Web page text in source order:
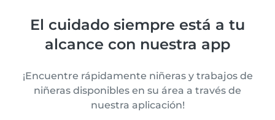
El cuidado siempre está a tu
alcance con nuestra app
¡Encuentre rápidamente niñeras y trabajos de
niñeras disponibles en su área a través de
nuestra aplicación!